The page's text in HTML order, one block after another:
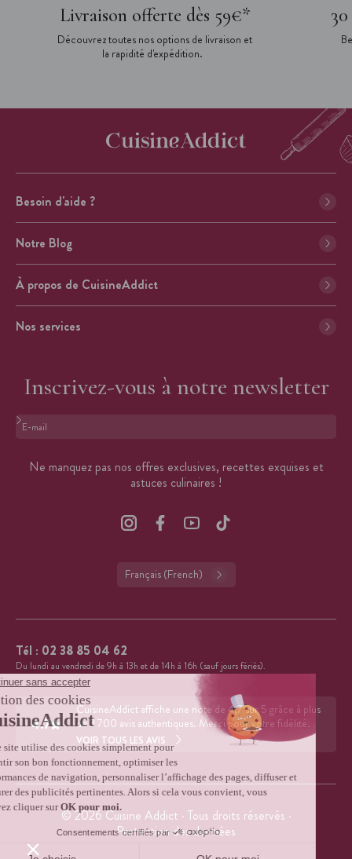
Livraison offerte dès 59€*
Découvrez toutes nos options de livraison et
la rapidité d'expédition.
Besoin d'aide ?
Notre Blog
À propos de CuisineAddict
Nos services
Inscrivez-vous à notre newsletter
Format : adresse@email.com
Ne manquez pas nos offres exclusives, recettes exquises et
astuces culinaires !
Français (French)
Tél : 02 38 85 04 62
Du lundi au vendredi de 9h à 13h et de 14h à 16h (sauf jours fériés).
4.7
CuisineAddict affiche une note de 4,7 sur 5 grâce à plus
de 3 700 avis authentiques. Merci pour votre fidélité.
VOIR TOUS LES AVIS
© 2026 Cuisine Addict · Tous droits réservés ·
Protection des données